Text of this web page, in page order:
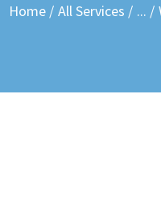
Home All Services ...